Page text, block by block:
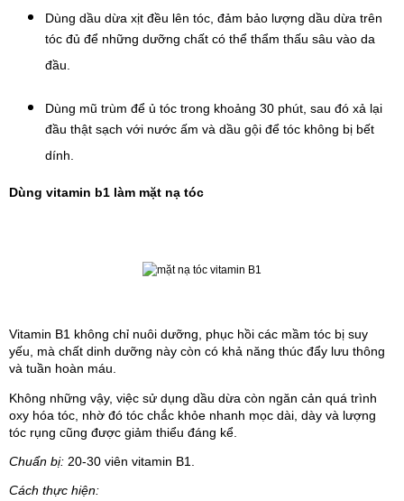
Dùng dầu dừa xịt đều lên tóc, đảm bảo lượng dầu dừa trên
tóc đủ để những dưỡng chất có thể thẩm thấu sâu vào da
đầu.
Dùng mũ trùm để ủ tóc trong khoảng 30 phút, sau đó xả lại
đầu thật sạch với nước ấm và dầu gội để tóc không bị bết
dính.
Dùng vitamin b1 làm mặt nạ tóc
Vitamin B1 không chỉ nuôi dưỡng, phục hồi các mầm tóc bị suy
yếu, mà chất dinh dưỡng này còn có khả năng thúc đẩy lưu thông
và tuần hoàn máu.
Không những vậy, việc sử dụng dầu dừa còn ngăn cản quá trình
oxy hóa tóc, nhờ đó tóc chắc khỏe nhanh mọc dài, dày và lượng
tóc rụng cũng được giảm thiểu đáng kể.
Chuẩn bị: 20-30 viên vitamin B1.
Cách thực hiện: